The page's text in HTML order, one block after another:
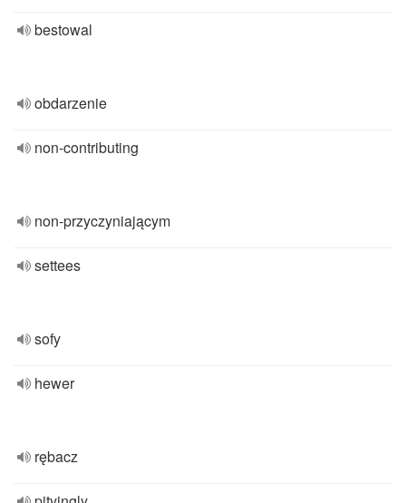
bestowal
obdarzenie
non-contributing
non-przyczyniającym
settees
sofy
hewer
rębacz